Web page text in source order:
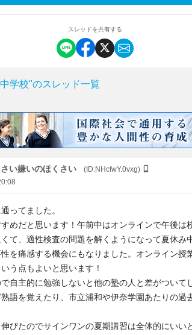
スレッドを共有する
学校"のスレッド一覧
い嫌いのほくさい
(ID:NHcfwY.0vxg)
ってました。
めだと思います！午前中はオンラインで午後は
て、適性検査の問題を解くようになって夏休み
を痛感する機会にもなりました。オンライン授
う点もよいと思います！
自主的に勉強しないと他の塾の人と差がついて
語を覚えたり、市立浦和や伊奈学園あたりの過
びたのでサインワンの夏期講習は全体的にいい